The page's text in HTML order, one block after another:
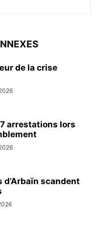
de la crise
arrestations lors
d’Arbaïn scandent